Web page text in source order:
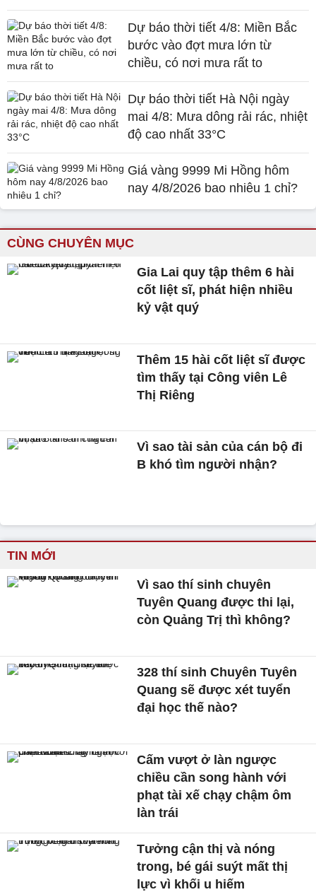
Dự báo thời tiết 4/8: Miền Bắc
bước vào đợt mưa lớn từ
chiều, có nơi mưa rất to
Dự báo thời tiết Hà Nội ngày
mai 4/8: Mưa dông rải rác, nhiệt
độ cao nhất 33°C
Giá vàng 9999 Mi Hồng hôm
nay 4/8/2026 bao nhiêu 1 chỉ?
CÙNG CHUYÊN MỤC
Gia Lai quy tập thêm 6 hài
cốt liệt sĩ, phát hiện nhiều
kỷ vật quý
Thêm 15 hài cốt liệt sĩ được
tìm thấy tại Công viên Lê
Thị Riêng
Vì sao tài sản của cán bộ đi
B khó tìm người nhận?
TIN MỚI
Vì sao thí sinh chuyên
Tuyên Quang được thi lại,
còn Quảng Trị thì không?
328 thí sinh Chuyên Tuyên
Quang sẽ được xét tuyển
đại học thế nào?
Cấm vượt ở làn ngược
chiều cần song hành với
phạt tài xế chạy chậm ôm
làn trái
Tưởng cận thị và nóng
trong, bé gái suýt mất thị
lực vì khối u hiếm